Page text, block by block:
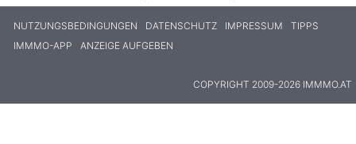
NUTZUNGSBEDINGUNGEN DATENSCHUTZ IMPRESSUM
TIPPS
IMMMO-APP
ANZEIGE AUFGEBEN
COPYRIGHT 2009-2026 IMMMO.AT